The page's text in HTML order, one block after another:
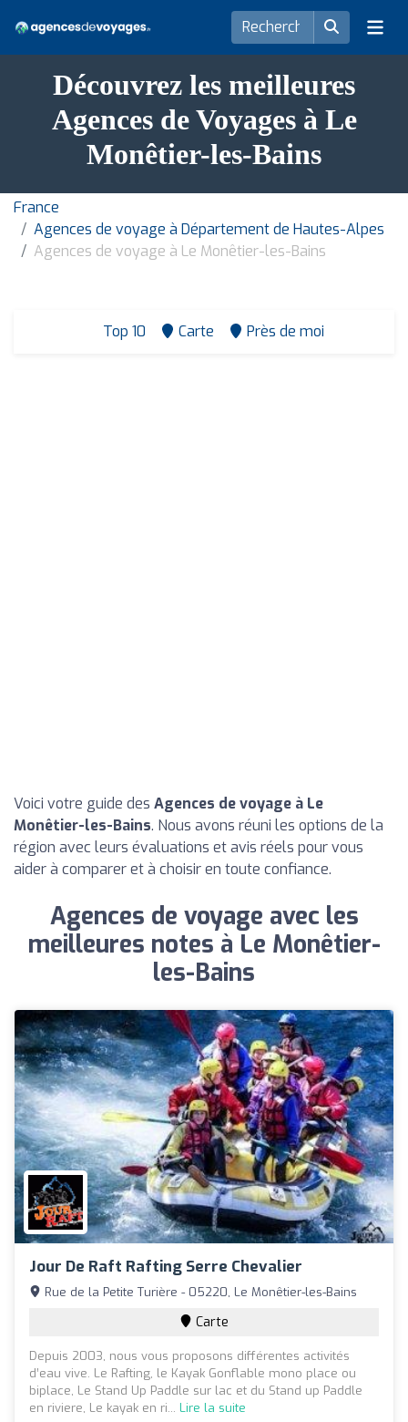
Découvrez les meilleures
Agences de Voyages à Le
Monêtier-les-Bains
France
Agences de voyage à Département de Hautes-Alpes
Agences de voyage à Le Monêtier-les-Bains
Top 10 Carte Près de moi
Voici votre guide des Agences de voyage à Le
Monêtier-les-Bains. Nous avons réuni les options de la
région avec leurs évaluations et avis réels pour vous
aider à comparer et à choisir en toute confiance.
Agences de voyage avec les
meilleures notes à Le Monêtier-
les-Bains
Jour De Raft Rafting Serre Chevalier
Rue de la Petite Turière - 05220, Le Monêtier-les-Bains
Carte
Depuis 2003, nous vous proposons différentes activités
d’eau vive. Le Rafting, le Kayak Gonflable mono place ou
biplace, Le Stand Up Paddle sur lac et du Stand up Paddle
en riviere, Le kayak en ri... Lire la suite